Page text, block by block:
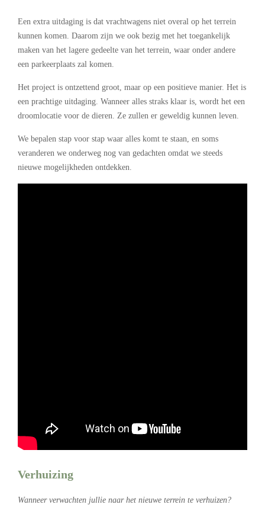
Een extra uitdaging is dat vrachtwagens niet overal op het terrein
kunnen komen. Daarom zijn we ook bezig met het toegankelijk
maken van het lagere gedeelte van het terrein, waar onder andere
een parkeerplaats zal komen.
Het project is ontzettend groot, maar op een positieve manier. Het is
een prachtige uitdaging. Wanneer alles straks klaar is, wordt het een
droomlocatie voor de dieren. Ze zullen er geweldig kunnen leven.
We bepalen stap voor stap waar alles komt te staan, en soms
veranderen we onderweg nog van gedachten omdat we steeds
nieuwe mogelijkheden ontdekken.
Verhuizing
Wanneer verwachten jullie naar het nieuwe terrein te verhuizen?